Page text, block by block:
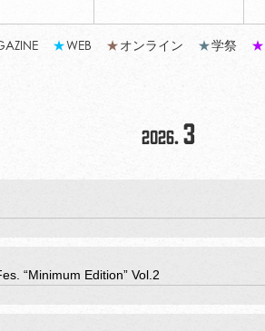
★WEB ★オンライン ★学祭 ★
2026. 3
“Minimum Edition” Vol.2